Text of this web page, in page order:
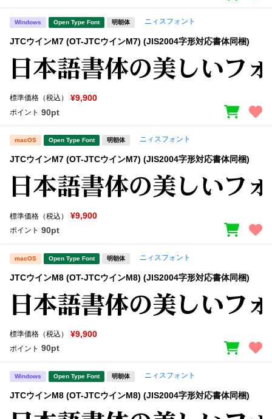
Windows Open Type Font 明朝体 ニィスフォント
JTCウインM7 (OT-JTCウインM7) (JIS2004字形対応書体同梱)
標準価格（税込） ¥9,900
ポイント 90pt
macOS Open Type Font 明朝体 ニィスフォント
JTCウインM7 (OT-JTCウインM7) (JIS2004字形対応書体同梱)
標準価格（税込） ¥9,900
ポイント 90pt
macOS Open Type Font 明朝体 ニィスフォント
JTCウインM8 (OT-JTCウインM8) (JIS2004字形対応書体同梱)
標準価格（税込） ¥9,900
ポイント 90pt
Windows Open Type Font 明朝体 ニィスフォント
JTCウインM8 (OT-JTCウインM8) (JIS2004字形対応書体同梱)